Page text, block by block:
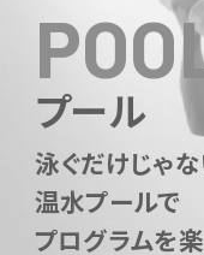
プール
泳ぐだけじゃな
温水プールで
プログラムを楽